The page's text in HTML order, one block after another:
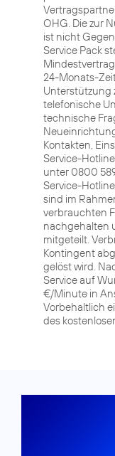
OHG. Die zur
ist nicht
Service Pack
24-Monats-
Unterstützung
telefonische
technische
Kontakten,
Service-
unter 0800
Service-
sind im
verbrauchten
nachgehalten
mitgeteilt.
Kontingent
gelöst wird.
Service auf
€/Minute in
Vorbehaltlich
des